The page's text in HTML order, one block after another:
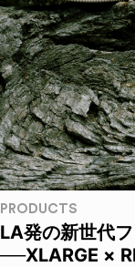
PRODUCTS
LA発の新世代
──XLARGE ×